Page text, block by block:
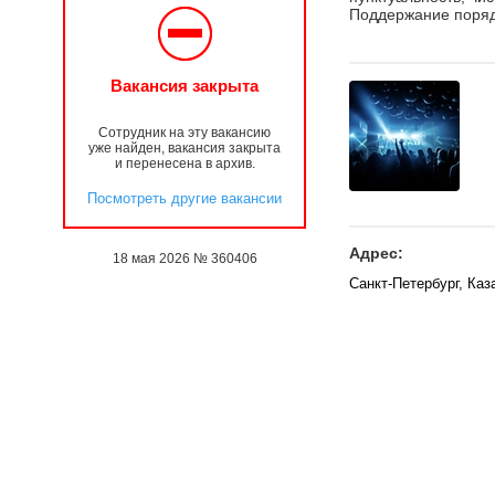
Вакансия закрыта
Сотрудник на эту вакансию
уже найден, вакансия закрыта
и перенесена в архив.
Посмотреть другие вакансии
18 мая 2026 № 360406
Поддержание
Адрес:
Санкт-Петербург,